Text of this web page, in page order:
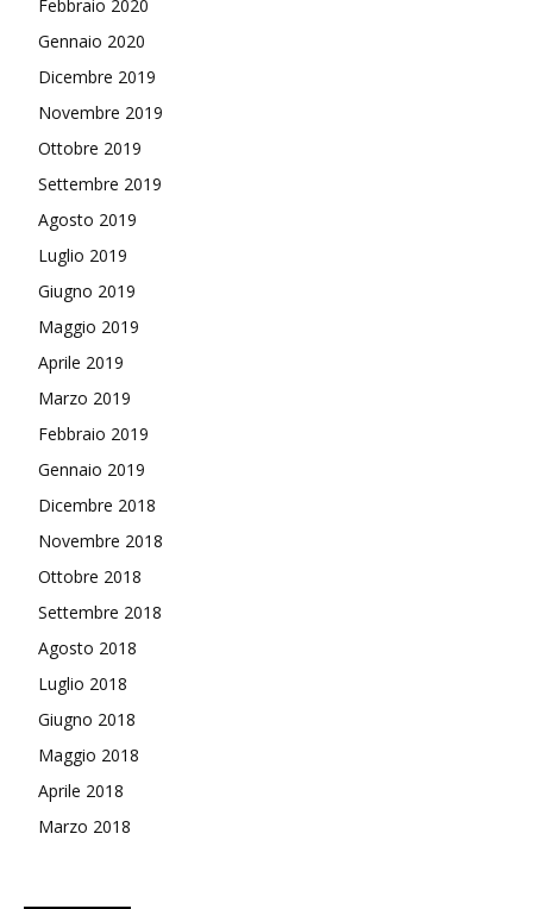
Febbraio 2020
Gennaio 2020
Dicembre 2019
Novembre 2019
Ottobre 2019
Settembre 2019
Agosto 2019
Luglio 2019
Giugno 2019
Maggio 2019
Aprile 2019
Marzo 2019
Febbraio 2019
Gennaio 2019
Dicembre 2018
Novembre 2018
Ottobre 2018
Settembre 2018
Agosto 2018
Luglio 2018
Giugno 2018
Maggio 2018
Aprile 2018
Marzo 2018